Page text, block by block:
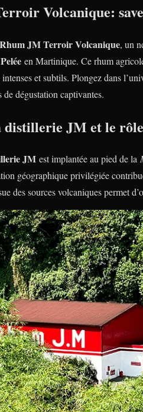
Volcanique:
Rhum JM Terroir Volcanique, un
en Martinique. Ce rhum
et subtils. Plongez dans
dégustation captivantes.
distillerie JM et le
JM est implantée au pied de la
géographique privilégiée
des sources volcaniques permet